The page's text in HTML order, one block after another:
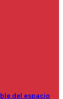
del espacio